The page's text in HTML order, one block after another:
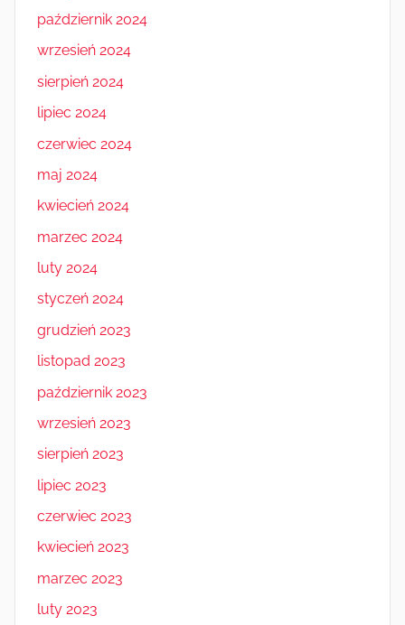
październik 2024
wrzesień 2024
sierpień 2024
lipiec 2024
czerwiec 2024
maj 2024
kwiecień 2024
marzec 2024
luty 2024
styczeń 2024
grudzień 2023
listopad 2023
październik 2023
wrzesień 2023
sierpień 2023
lipiec 2023
czerwiec 2023
kwiecień 2023
marzec 2023
luty 2023